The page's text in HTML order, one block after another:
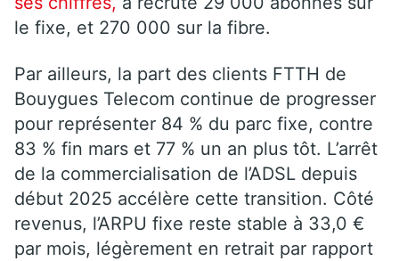
le fixe, et 270 000 sur la fibre.
Par ailleurs, la part des clients FTTH de
Bouygues Telecom continue de progresser
pour représenter 84 % du parc fixe, contre
83 % fin mars et 77 % un an plus tôt. L’arrêt
de la commercialisation de l’ADSL depuis
début 2025 accélère cette transition. Côté
revenus, l’ARPU fixe reste stable à 33,0 €
par mois, légèrement en retrait par rapport